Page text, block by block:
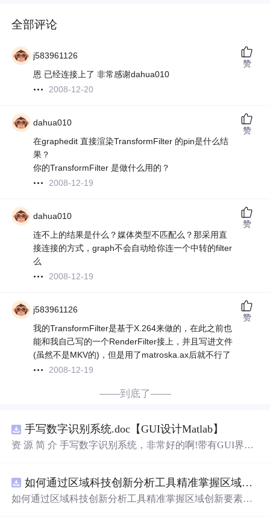
全部评论
j583961126
恩 已经连接上了 非常感谢dahua010
2008-12-20
赞
dahua010
在graphedit 直接渲染TransformFilter 的pin是什么结
果？
你的TransformFilter 是做什么用的？
2008-12-19
赞
dahua010
连不上的结果是什么？媒体类型不匹配么？那采用直
接连接的方式，graph不会自动给你连一个中转的filter
么
2008-12-19
赞
j583961126
我的TransformFilter是基于X.264来做的，在此之前也
能和我自己写的一个RenderFilter接上，并且写进文件
(虽然不是MKV的)，但是用了matroska.ax后就不行了
2008-12-19
赞
——到底了——
手写数字识别系统.doc【GUI设计Matlab】
资 源 简 介 手写数字识别系统，非常好的啊!带有GUI界
带有直观的图形用户界面（GUI），非常容易使用。你只
需要将手写数字输入系统，它将立即给出准确的识别结
如何通过区域科技创新分析工具精准掌握区域创新要素分布与产业链融合现状？.docx
如何通过区域科技创新分析工具精准掌握区域创新要素分